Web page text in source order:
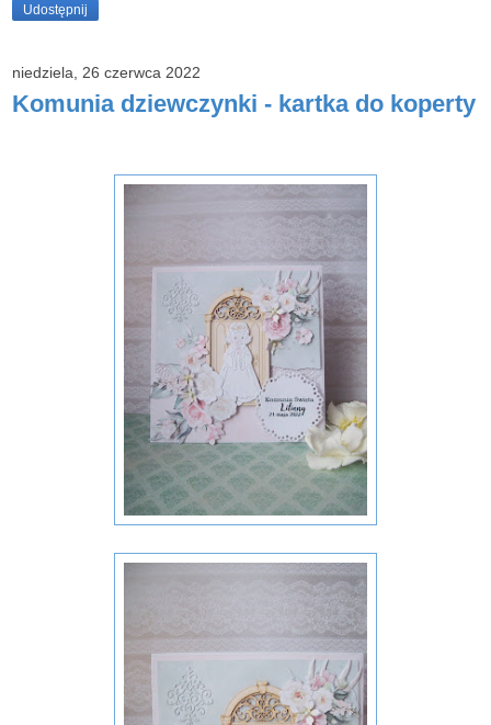
Udostępnij
niedziela, 26 czerwca 2022
Komunia dziewczynki - kartka do koperty